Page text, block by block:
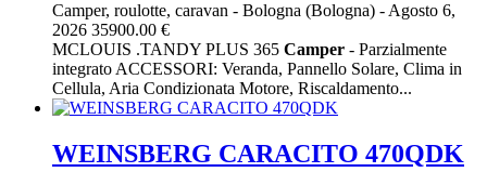
Camper, roulotte, caravan - Bologna (Bologna) - Agosto 6,
2026 35900.00 €
MCLOUIS .TANDY PLUS 365 Camper - Parzialmente
integrato ACCESSORI: Veranda, Pannello Solare, Clima in
Cellula, Aria Condizionata Motore, Riscaldamento...
WEINSBERG CARACITO 470QDK